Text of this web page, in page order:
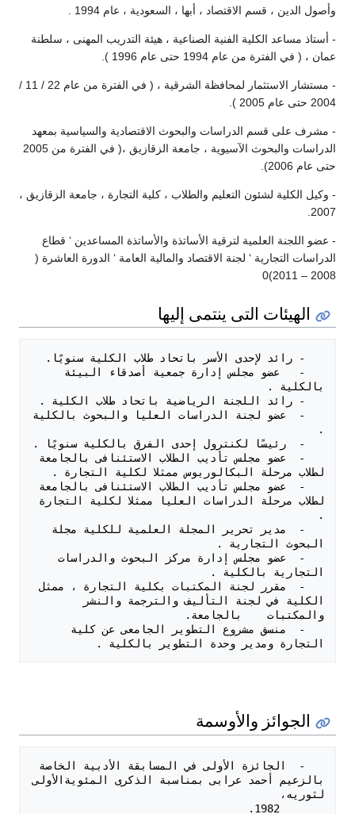
وأصول الدين ، قسم الاقتصاد ، أبها ، السعودية ، عام 1994 .
- أستاذ مساعد الكلية الفنية الصناعية ، هيئة التدريب المهنى ، سلطنة
عمان ، ( في الفترة من عام 1994 حتى عام 1996 ).
- مستشار الاستثمار لمحافظة الشرقية ، ( في الفترة من عام 22 / 11 /
2004 حتى عام 2005 ).
- مشرف على قسم الدراسات والبحوث الاقتصادية والسياسية بمعهد
الدراسات والبحوث الآسيوية ، جامعة الزقازيق ،( في الفترة من 2005
حتى عام 2006).
- وكيل الكلية لشئون التعليم والطلاب ، كلية التجارة ، جامعة الزقازيق ،
2007.
- عضو اللجنة العلمية لترقية الأساتذة والأساتذة المساعدين ‘ قطاع
الدراسات التجارية ‘ لجنة الاقتصاد والمالية العامة ‘ الدورة العاشرة (
2008 – 2011)0
الهيئات التى ينتمى إليها
التجارة ومدير وحدة التطوير بالكلية .
الجوائز والأوسمة
بالزعيم أحمد عرابى بمناسبة الذكرى المئويةالأولى